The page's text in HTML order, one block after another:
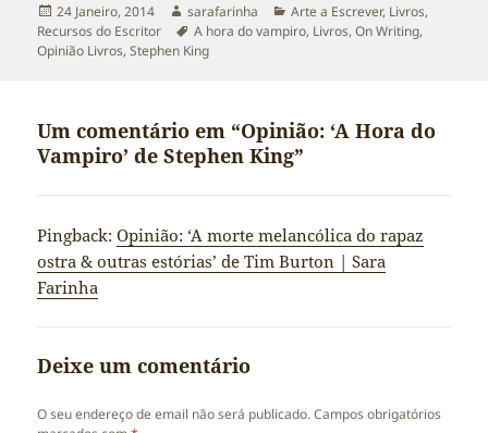
Publicado
a
24 Janeiro, 2014 Autor
sarafarinha Categorias
Arte a Escrever, Livros,
Recursos do Escritor
Etiquetas
A hora do vampiro, Livros,On Writing,
Opinião Livros,Stephen King
Um comentário em “Opinião: ‘A Hora do
Vampiro’ de Stephen King”
Pingback:Opinião: ‘A morte melancólica do rapaz
ostra & outras estórias’ de Tim Burton | Sara
Farinha
Deixe um comentário
O seu endereço de email não será publicado. Campos obrigatórios